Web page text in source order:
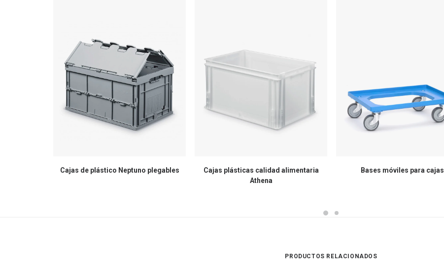
Cajas de plástico Neptuno plegables
Cajas plásticas calidad alimentaria
Athena
Bases móviles para cajas
PRODUCTOS RELACIONADOS